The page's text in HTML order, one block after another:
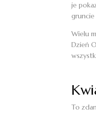
je
Wielu
Dzień
To